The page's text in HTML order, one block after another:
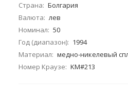
Страна: Болгария
Валюта: лев
Номинал: 50
Год (диапазон): 1994
Материал: медно-никелевый
Номер Краузе: KM#213